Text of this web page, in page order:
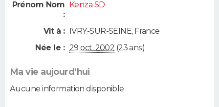
Prénom Nom
:
Kenza SD
Vit à : IVRY-SUR-SEINE, France
Née le : 29 oct. 2002 (23 ans)
Ma vie aujourd'hui
Aucune information disponible